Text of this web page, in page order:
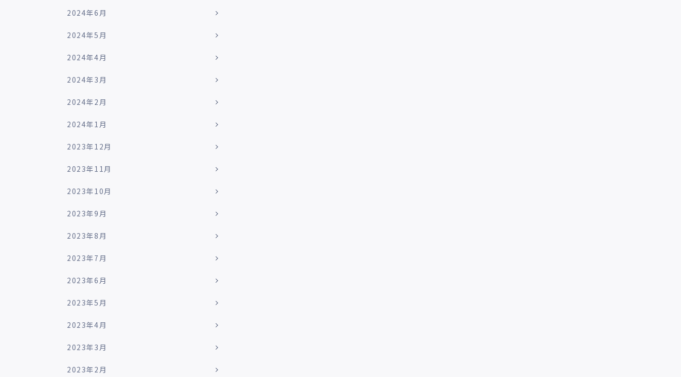
2024年6月
2024年5月
2024年4月
2024年3月
2024年2月
2024年1月
2023年12月
2023年11月
2023年10月
2023年9月
2023年8月
2023年7月
2023年6月
2023年5月
2023年4月
2023年3月
2023年2月